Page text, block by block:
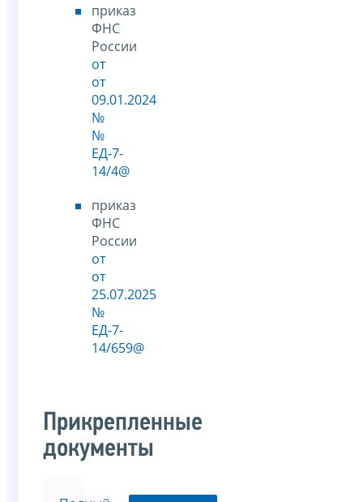
приказ
ФНС
России
от
от
09.01.2024
№
№
ЕД-7-
14/4@
приказ
ФНС
России
от
от
25.07.2025
№
ЕД-7-
14/659@
Прикрепленные
документы